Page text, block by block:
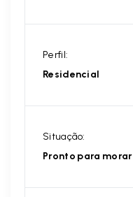
Perfil:
Residencial
Situação:
Pronto para morar